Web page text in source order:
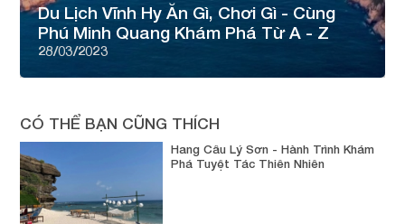
Du Lịch Vĩnh Hy Ăn Gì, Chơi Gì - Cùng
Phú Minh Quang Khám Phá Từ A - Z
28/03/2023
CÓ THỂ BẠN CŨNG THÍCH
Hang Câu Lý Sơn - Hành Trình Khám
Phá Tuyệt Tác Thiên Nhiên